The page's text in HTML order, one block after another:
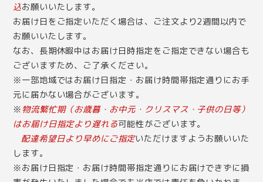
込お願いいたします。
お届け日をご指定いただく場合は、ご注文より2週間以内で
お願いいたします。
なお、長期休暇中はお届け日時指定をご指定できない場合も
ございますため、ご了承ください。
※一部地域ではお届け日指定・お届け時間帯指定通りにお手
元に届かない場合がございます。
※物流繁忙期（お歳暮・お中元・クリスマス・子供の日等）
はお届け日指定より遅れる可能性がございます。
配達希望日より早めにご指定いただけますようお願いいた
します。
※お届け日指定・お届け時間帯指定通りにお届けできずに損